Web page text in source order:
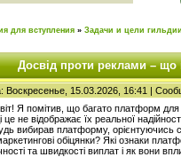
для вступления » Задачи и цели гильдии
Досвід проти реклами – що
Воскресенье, 15.03.2026, 16:41 |
Я помітив, що багато платформ для
це не відображає їх реальної
вибирав платформу, орієнтуючись
обіцянки? Які ознаки
та швидкості виплат і як вони